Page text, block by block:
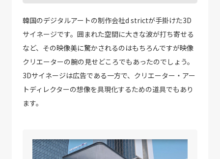
韓国のデジタルアートの制作会社d strictが手掛けた3D
サイネージです。囲まれた空間に大きな波が打ち寄せる
など、その映像美に驚かされるのはもちろんですが映像
クリエーターの腕の見せどころでもあったのでしょう。
3Dサイネージは広告である一方で、クリエーター・アー
トディレクターの想像を具現化するための道具でもあり
ます。